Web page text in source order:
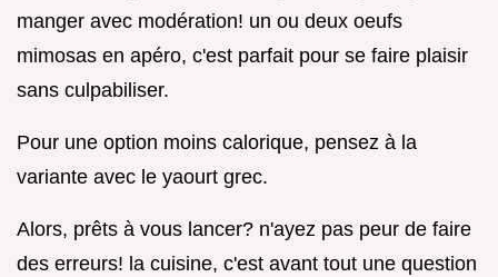
manger avec modération! un ou deux oeufs
mimosas en apéro, c'est parfait pour se faire plaisir
sans culpabiliser.
Pour une option moins calorique, pensez à la
variante avec le yaourt grec.
Alors, prêts à vous lancer? n'ayez pas peur de faire
des erreurs! la cuisine, c'est avant tout une question